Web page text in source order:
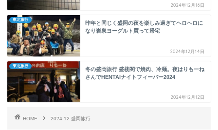
2024年12月16日
東北旅行
昨年と同じく盛岡の夜を楽しみ過ぎてヘロヘロに
なり岩泉ヨーグルト買って帰宅
2024年12月14日
東北旅行
冬の盛岡旅行 盛楼閣で焼肉、冷麺。夜はりもーね
さんでHENTAIナイトフィーバー2024
2024年12月12日
HOME 2024.12 盛岡旅行